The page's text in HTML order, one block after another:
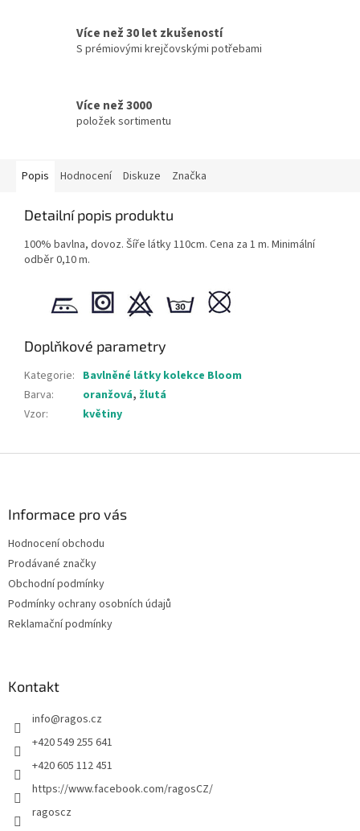
Více než 30 let zkušeností
S prémiovými krejčovskými potřebami
Více než 3000
položek sortimentu
Popis Hodnocení Diskuze Značka
Detailní popis produktu
100% bavlna, dovoz. Šíře látky 110cm. Cena za 1 m. Minimální
odběr 0,10 m.
Doplňkové parametry
Kategorie: Bavlněné látky kolekce Bloom
Barva: oranžová, žlutá
Vzor: květiny
Informace pro vás
Hodnocení obchodu
Prodávané značky
Obchodní podmínky
Podmínky ochrany osobních údajů
Reklamační podmínky
Kontakt
info@ragos.cz
+420 549 255 641
+420 605 112 451
https://www.facebook.com/ragosCZ/
ragoscz